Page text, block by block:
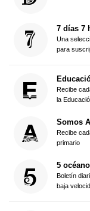
7 días 7
Una
para
Recibe
la
Somos
Recibe
primario
5
Boletín
baja